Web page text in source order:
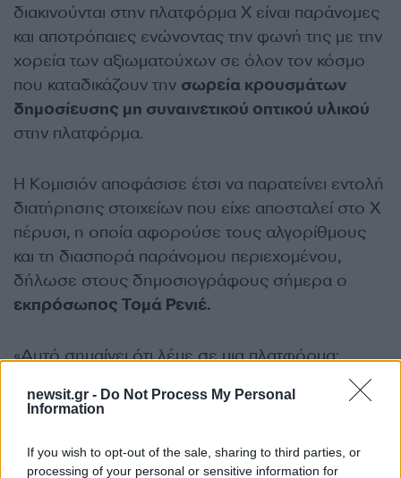
newsit.gr - Do Not Process My Personal
Information
If you wish to opt-out of the sale, sharing to third parties, or
processing of your personal or sensitive information for
διακινούνται στην πλατφόρμα X είναι παράνομες
και αποτρόπαιες ενώνοντας την φωνή της με την
χορεία των αξιωματούχων σε όλον τον κόσμο
που καταδικάζουν την σωρεία κρουσμάτων
δημοσίευσης μη συναινετικού οπτικού υλικού
στην πλατφόρμα.
Η Κομισιόν αποφάσισε έτσι να παρατείνει εντολή
διατήρησης στοιχείων που είχε αποσταλεί στο X
πέρυσι, η οποία αφορούσε τους αλγορίθμους
και τη διασπορά παράνομου περιεχομένου,
δήλωσε στους δημοσιογράφους σήμερα ο
εκπρόσωπος Τομά Ρενιέ.
«Αυτό σημαίνει ότι λέμε σε μια πλατφόρμα:
κρατήστε τα εσωτερικά σας έγγραφα, μην τα
ξεφορτωθείτε, διότι έχουμε αμφιβολίες σχετικά
σε θέση να έχουμε πρόσβαση σε αυτά αν το